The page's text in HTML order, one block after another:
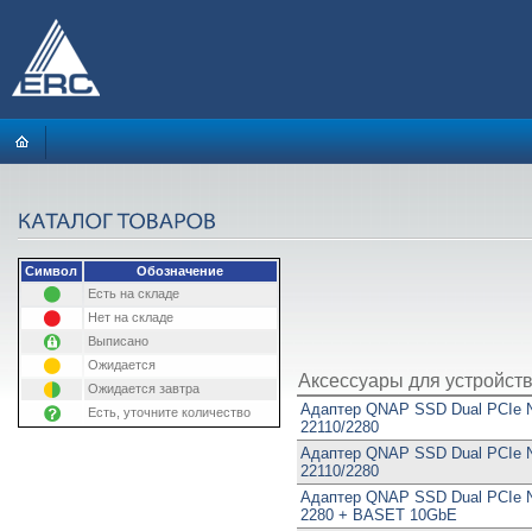
Символ
Обозначение
Есть на складе
Нет на складе
Выписано
Ожидается
Ожидается завтра
Есть, уточните количество
Аксессуары для
Адаптер QNAP SSD Dual PCIe
22110/2280
Адаптер QNAP SSD Dual PCIe
22110/2280
Адаптер QNAP SSD Dual PCIe
2280 + BASET 10GbE